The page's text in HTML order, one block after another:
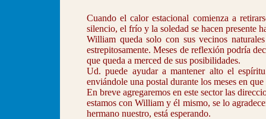
Cuando el calor estacional comienza a
silencio, el frío y la soledad se hacen presente
William queda solo con sus vecinos
estrepitosamente. Meses de reflexión podría
que queda a merced de sus posibilidades.
Ud. puede ayudar a mantener alto el
enviándole una postal durante los meses en
En breve agregaremos en este sector las
estamos con William y él mismo, se lo
hermano nuestro, está esperando.